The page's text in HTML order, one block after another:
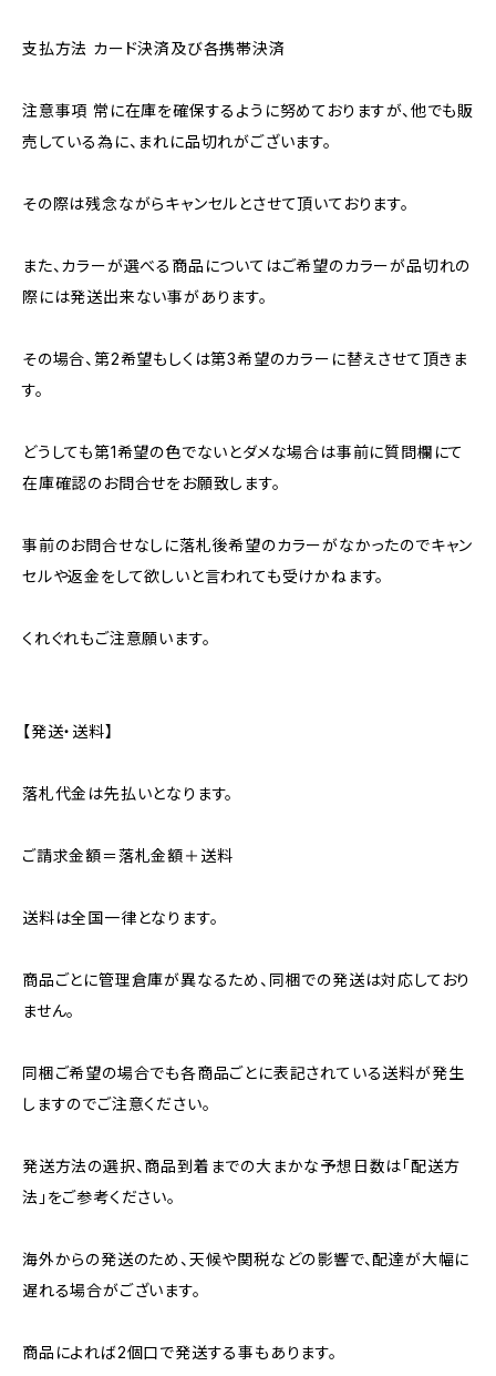
支払方法 カード決済及び各携帯決済
注意事項 常に在庫を確保するように努めておりますが、他でも販
売している為に、まれに品切れがございます。
その際は残念ながらキャンセルとさせて頂いております。
また、カラーが選べる商品についてはご希望のカラーが品切れの
際には発送出来ない事があります。
その場合、第2希望もしくは第3希望のカラーに替えさせて頂きま
す。
どうしても第1希望の色でないとダメな場合は事前に質問欄にて
在庫確認のお問合せをお願致します。
事前のお問合せなしに落札後希望のカラーがなかったのでキャン
セルや返金をして欲しいと言われても受けかねます。
くれぐれもご注意願います。
【発送・送料】
落札代金は先払いとなります。
ご請求金額＝落札金額＋送料
送料は全国一律となります。
商品ごとに管理倉庫が異なるため、同梱での発送は対応しており
ません。
同梱ご希望の場合でも各商品ごとに表記されている送料が発生
しますのでご注意ください。
発送方法の選択、商品到着までの大まかな予想日数は「配送方
法」をご参考ください。
海外からの発送のため、天候や関税などの影響で、配達が大幅に
遅れる場合がございます。
商品によれば2個口で発送する事もあります。